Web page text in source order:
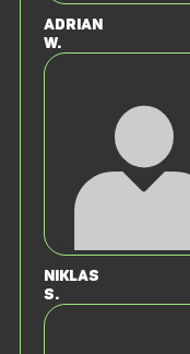
Adrian
W.
Niklas
S.